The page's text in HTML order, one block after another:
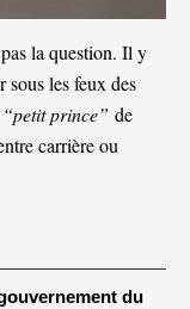
la question. Il y
sous les feux des
“petit prince” de
carrière ou
du